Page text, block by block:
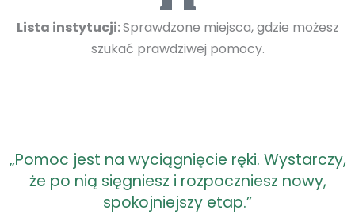
Lista instytucji:Sprawdzone miejsca, gdzie możesz
szukać prawdziwej pomocy.
„Pomoc jest na wyciągnięcie ręki. Wystarczy,
że po nią sięgniesz i rozpoczniesz nowy,
spokojniejszy etap.”